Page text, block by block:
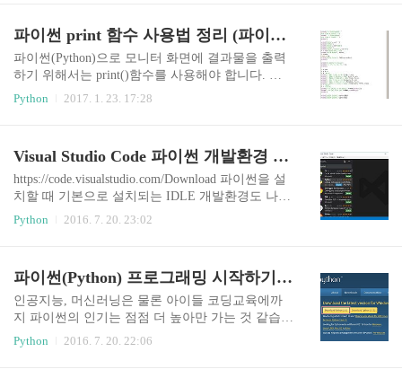
요: 아무나당신의 이름은 아무나 이군요정리파이
썬은 input 함수를 사용하여 키보드 입력을 받는다.
출력하고 싶은 메시지는 input 함수의 인자로 전달
s = input('정수를 입력하세요: ')i = int(s)print(i)s = i
파이썬 print 함수 사용법 정리 (파이썬 화면 출력)
파이썬(Python)으로 모니터 화면에 결과물을 출력
하기 위해서는 print()함수를 사용해야 합니다. 파
이썬 GUI 그래픽 프로그래밍이 아닐 경우 print()
출력은 기본이며 디버깅을 위한 오류 출력에도 자
u.")print('Hello "Python"')print("Hello 'Python'")print
('Hello', 'Python!')print('Hello' + 'Python!')출력Hello
Python!Nice to meet you.Hello "Python"Hello 'Pytho
함수로 ..
Python 2017. 1. 23. 17:28
Visual Studio Code 파이썬 개발환경 구축 (Python Extension 설치 방법)
https://code.visualstudio.com/Download 파이썬을 설
치할 때 기본으로 설치되는 IDLE 개발환경도 나름
쓸만하지만 그렇게 친절한편은 아닙니다. 그래서
이번에는 Visual Studio Code를 이용하여 파이썬 개
니다. (Visual Studio Code는 마이크로소프트에서 오
픈소스로 공개를 했기때문에 리눅스 버전도 있는
데 우분투 리눅스에서 사용해본 결과 윈도우 버전
썬 개발환경 구축 Visual Studio Code 설치는 그냥
Python 2016. 7. 20. 23:02
파이썬(Python) 프로그래밍 시작하기 (파이썬 설치 및 실행)
인공지능, 머신러닝은 물론 아이들 코딩교육에까
지 파이썬의 인기는 점점 더 높아만 가는 것 같습니
다. 심플함이 파이썬의 가장 강력한 무기인 것 같은
데요. 이런 파이썬을 어떻게 설치하고 코딩한 프로
Python 2016. 7. 20. 22:06